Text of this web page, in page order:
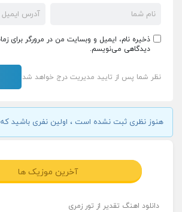
ذخیره نام، ایمیل و وبسایت من در مرورگر برای
دیدگاهی می‌نویسم.
نظر شما پس از تایید مدیریت درج خواهد شد
هنوز نظری ثبت نشده است ، اولین نفری باشید
آخرین موزیک ها
دانلود اهنگ تقدیر از تور زمری